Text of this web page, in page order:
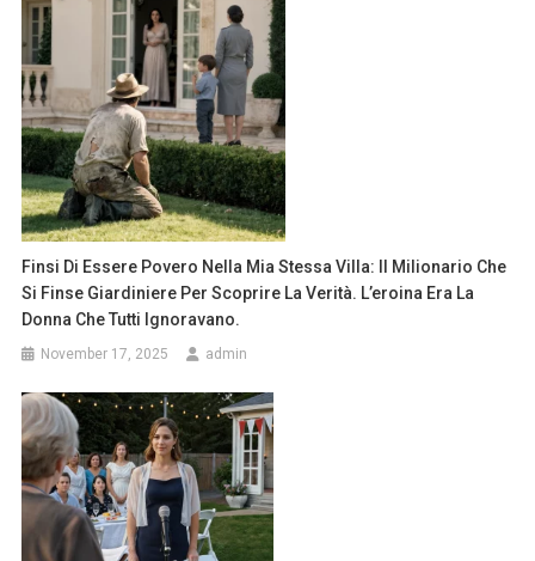
Finsi Di Essere Povero Nella Mia Stessa Villa: Il Milionario Che
Si Finse Giardiniere Per Scoprire La Verità. L’eroina Era La
Donna Che Tutti Ignoravano.
November 17, 2025 admin